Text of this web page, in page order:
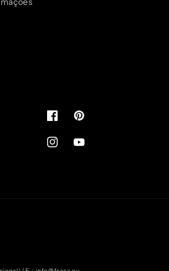
FacebookPinterest
InstagramYouTube